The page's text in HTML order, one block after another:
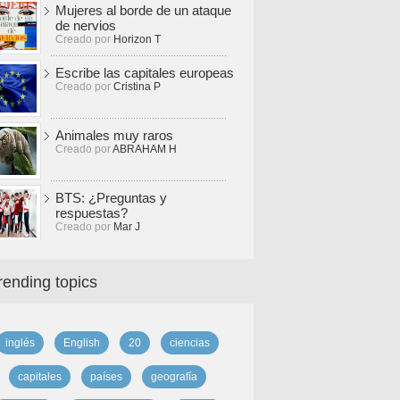
Mujeres al borde de un ataque
de nervios
Creado por Horizon T
Escribe las capitales europeas
Creado por Cristina P
Animales muy raros
Creado porABRAHAM H
BTS: ¿Preguntas y
respuestas?
Creado por Mar J
topics
inglés English 20 ciencias
capitales países geografía